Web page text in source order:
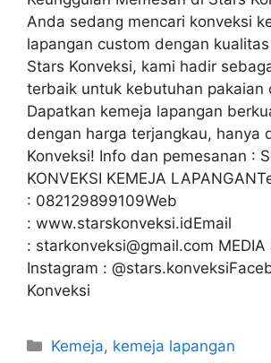
Anda sedang mencari konveksi
lapangan custom dengan
Stars Konveksi, kami hadir
terbaik untuk kebutuhan pakaian
Dapatkan kemeja lapangan
dengan harga terjangkau, hanya
Konveksi! Info dan pemesanan :
KONVEKSI KEMEJA
: 082129899109Web
: www.starskonveksi.idEmail
: starkonveksi@gmail.com MEDIA
Instagram :
Konveksi
Kemeja, kemeja lapangan